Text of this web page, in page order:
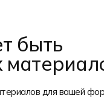
быть
для вашей
Лёгкость